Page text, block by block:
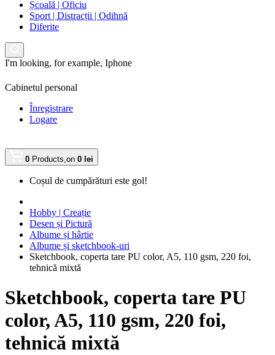
Școală | Oficiu
Sport | Distracții | Odihnă
Diferite
I'm looking, for example, Iphone
Cabinetul personal
Înregistrare
Logare
0 Products,on 0 lei
Coșul de cumpărături este gol!
Hobby | Creație
Desen și Pictură
Albume și hârtie
Albume și sketchbook-uri
Sketchbook, coperta tare PU color, A5, 110 gsm, 220 foi,
tehnică mixtă
Sketchbook, coperta tare PU
color, A5, 110 gsm, 220 foi,
tehnică mixtă